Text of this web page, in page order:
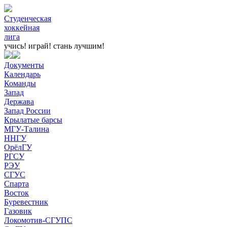
Студенческая
хоккейная
лига
учись! играй! стань лучшим!
Документы
Календарь
Команды
Запад
Держава
Запад России
Крылатые барсы
МГУ-Талина
ННГУ
ОрёлГУ
РГСУ
РЭУ
СГУС
Спарта
Восток
Буревестник
Газовик
Локомотив-СГУПС